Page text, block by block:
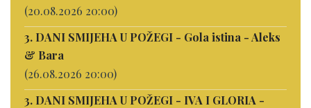
(20.08.2026 20:00)
3. DANI SMIJEHA U POŽEGI - Gola istina - Aleks
& Bara
(26.08.2026 20:00)
3. DANI SMIJEHA U POŽEGI - IVA I GLORIA -